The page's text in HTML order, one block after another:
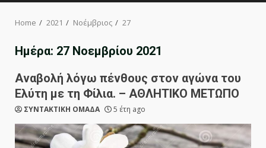
Home 2021 Νοέμβριος 27
Ημέρα: 27 Νοεμβρίου 2021
Αναβολή λόγω πένθους στον αγώνα του
Ελύτη με τη Φίλια. – ΑΘΛΗΤΙΚΟ ΜΕΤΩΠΟ
ΣΥΝΤΑΚΤΙΚΗ ΟΜΑΔΑ 5 έτη ago